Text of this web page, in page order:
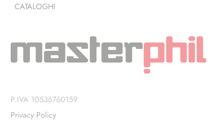
CATALOGHI
P.IVA 10536760159
Privacy Policy